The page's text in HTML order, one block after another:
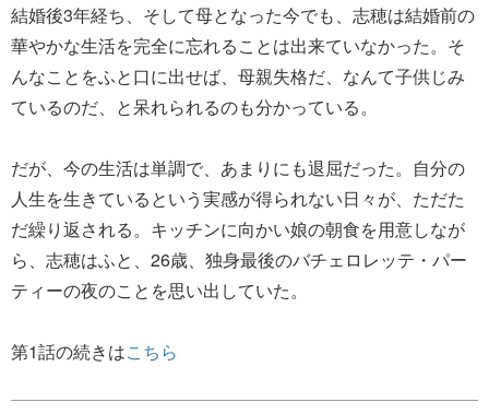
結婚後3年経ち、そして母となった今でも、志穂は結婚前の
華やかな生活を完全に忘れることは出来ていなかった。そ
んなことをふと口に出せば、母親失格だ、なんて子供じみ
ているのだ、と呆れられるのも分かっている。
だが、今の生活は単調で、あまりにも退屈だった。自分の
人生を生きているという実感が得られない日々が、ただた
だ繰り返される。キッチンに向かい娘の朝食を用意しなが
ら、志穂はふと、26歳、独身最後のバチェロレッテ・パー
ティーの夜のことを思い出していた。
第1話の続きはこちら